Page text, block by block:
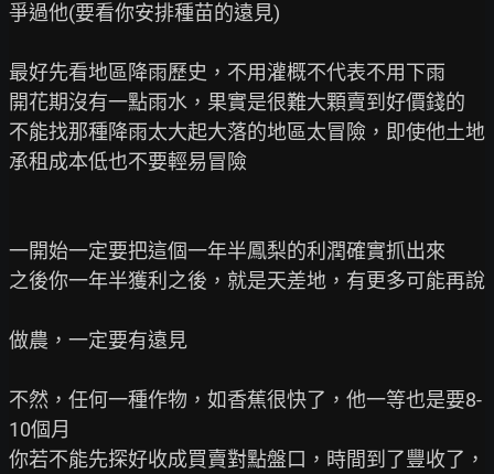
爭過他(要看你安排種苗的遠見)
最好先看地區降雨歷史，不用灌概不代表不用下雨
開花期沒有一點雨水，果實是很難大顆賣到好價錢的
不能找那種降雨太大起大落的地區太冒險，即使他土地
承租成本低也不要輕易冒險
一開始一定要把這個一年半鳳梨的利潤確實抓出來
之後你一年半獲利之後，就是天差地，有更多可能再說
做農，一定要有遠見
不然，任何一種作物，如香蕉很快了，他一等也是要8-
10個月
你若不能先探好收成買賣對點盤口，時間到了豐收了，